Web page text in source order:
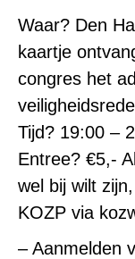
Waar? Den
kaartje
congres het
Tijd? 19:00 –
Entree? €5,-
wel bij wilt
KOZP via
– Aanmelden